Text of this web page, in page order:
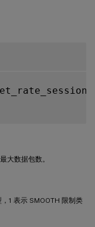
大数据包数。
1 表示 SMOOTH 限制类